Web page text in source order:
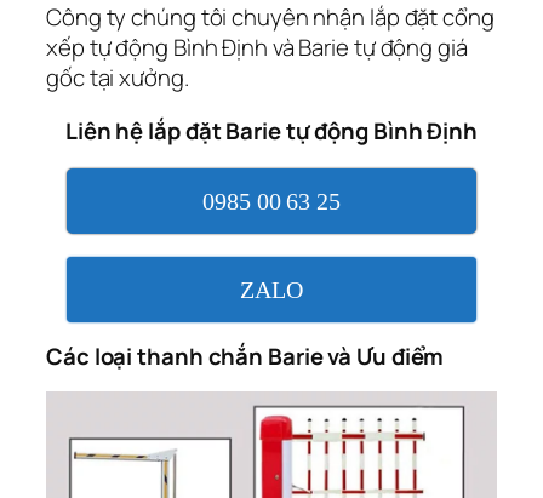
Công ty chúng tôi chuyên nhận lắp đặt cổng
xếp tự động Bình Định và Barie tự động giá
gốc tại xưởng.
Liên hệ lắp đặt Barie tự động Bình Định
0985 00 63 25
ZALO
Các loại thanh chắn Barie và Ưu điểm